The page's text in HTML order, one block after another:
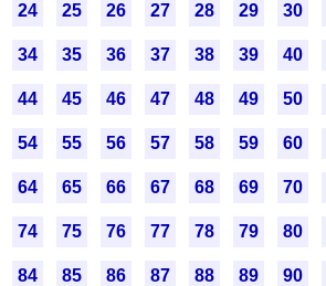
24 25 26 27 28 29 30
34 35 36 37 38 39 40
44 45 46 47 48 49 50
54 55 56 57 58 59 60
64 65 66 67 68 69 70
74 75 76 77 78 79 80
84 85 86 87 88 89 90